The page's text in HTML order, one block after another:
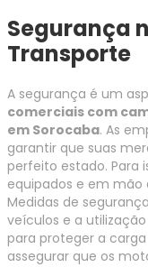
Segurança
Transporte
A segurança é um
comerciais com
em Sorocaba. As
garantir que suas
perfeito estado. Para
equipados e em mão
Medidas de
veículos e a
para proteger a
assegurar que os